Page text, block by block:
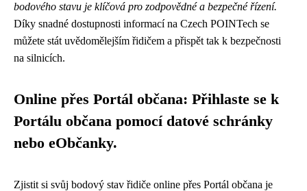
bodového stavu je klíčová pro zodpovědné a bezpečné řízení.
Díky snadné dostupnosti informací na Czech POINTech se
můžete stát uvědomělejším řidičem a přispět tak k bezpečnosti
na silnicích.
Online přes Portál občana: Přihlaste se k
Portálu občana pomocí datové schránky
nebo eObčanky.
Zjistit si svůj bodový stav řidiče online přes Portál občana je